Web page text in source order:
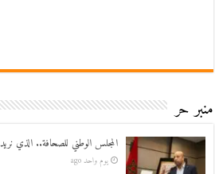
منبر حر
المجلس الوطني للصحافة.. الذي نريد
يوم واحد ago